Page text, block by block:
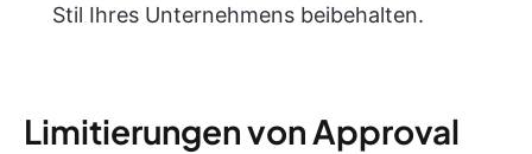
Stil Ihres Unternehmens beibehalten.
Limitierungen von Approval